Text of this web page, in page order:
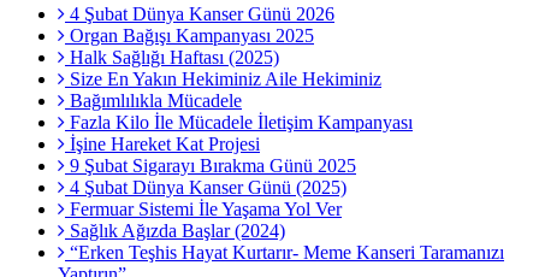
4 Şubat Dünya Kanser Günü 2026
Organ Bağışı Kampanyası 2025
Halk Sağlığı Haftası (2025)
Size En Yakın Hekiminiz Aile Hekiminiz
Bağımlılıkla Mücadele
Fazla Kilo İle Mücadele İletişim Kampanyası
İşine Hareket Kat Projesi
9 Şubat Sigarayı Bırakma Günü 2025
4 Şubat Dünya Kanser Günü (2025)
Fermuar Sistemi İle Yaşama Yol Ver
Sağlık Ağızda Başlar (2024)
“Erken Teşhis Hayat Kurtarır- Meme Kanseri Taramanızı